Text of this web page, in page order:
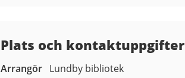
Plats och kontaktuppgifter
Arrangör Lundby bibliotek